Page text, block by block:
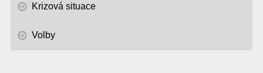
Krizová situace
Volby